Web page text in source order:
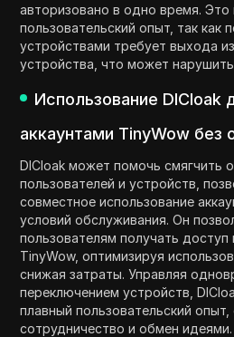
авторизовано в одно время.
пользовательский опыт, так как
устройствами требует выхода
устройства, что может
Использование DICloak
аккаунтами TinyWow без
DICloak может помочь смягчить
пользователей и устройств,
совместное использование
условий обслуживания. Он
пользователям получать доступ
TinyWow, оптимизируя
снижая затраты. Управляя
переключением устройств,
плавный пользовательский
сотрудничество и обмен